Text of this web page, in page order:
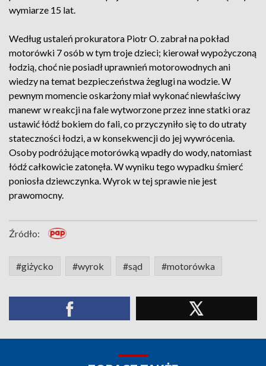
wymiarze 15 lat.
Według ustaleń prokuratora Piotr O. zabrał na pokład
motorówki 7 osób w tym troje dzieci; kierował wypożyczoną
łodzią, choć nie posiadł uprawnień motorowodnych ani
wiedzy na temat bezpieczeństwa żeglugi na wodzie. W
pewnym momencie oskarżony miał wykonać niewłaściwy
manewr w reakcji na fale wytworzone przez inne statki oraz
ustawić łódź bokiem do fali, co przyczyniło się to do utraty
stateczności łodzi, a w konsekwencji do jej wywrócenia.
Osoby podróżujące motorówką wpadły do wody, natomiast
łódź całkowicie zatonęła. W wyniku tego wypadku śmierć
poniosła dziewczynka. Wyrok w tej sprawie nie jest
prawomocny.
Źródło:
#giżycko #wyrok #sąd #motorówka